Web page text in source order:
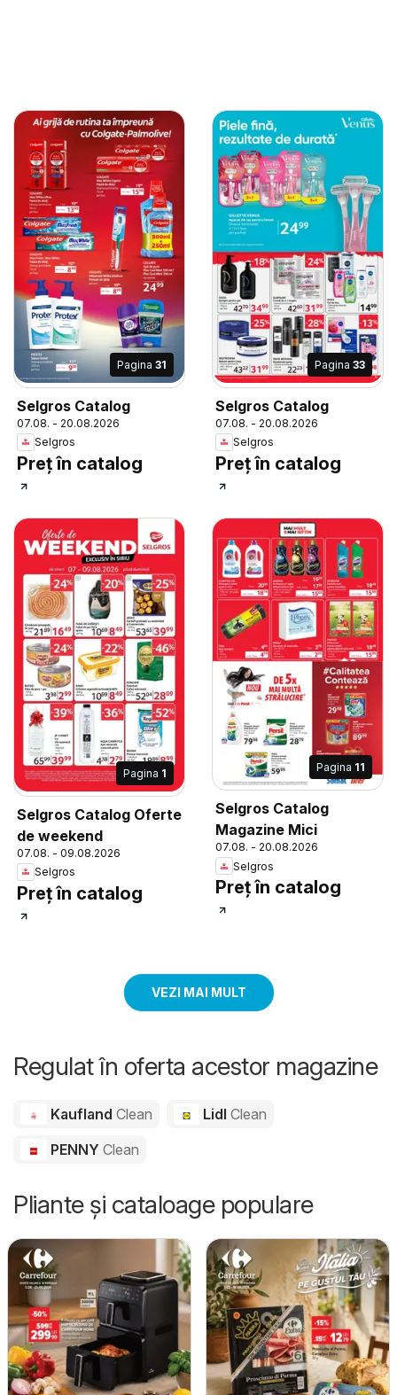
Pagina 31
Selgros Catalog
07.08. - 20.08.2026
Selgros
Preț în catalog
Pagina 33
Selgros Catalog
07.08. - 20.08.2026
Selgros
Preț în catalog
Pagina 1
Selgros Catalog Oferte
de weekend
07.08. - 09.08.2026
Selgros
Preț în catalog
Pagina 11
Selgros Catalog
Magazine Mici
07.08. - 20.08.2026
Selgros
Preț în catalog
VEZI MAI MULT
Regulat în oferta acestor magazine
Kaufland Clean LidlClean
PENNY Clean
Pliante și cataloage populare